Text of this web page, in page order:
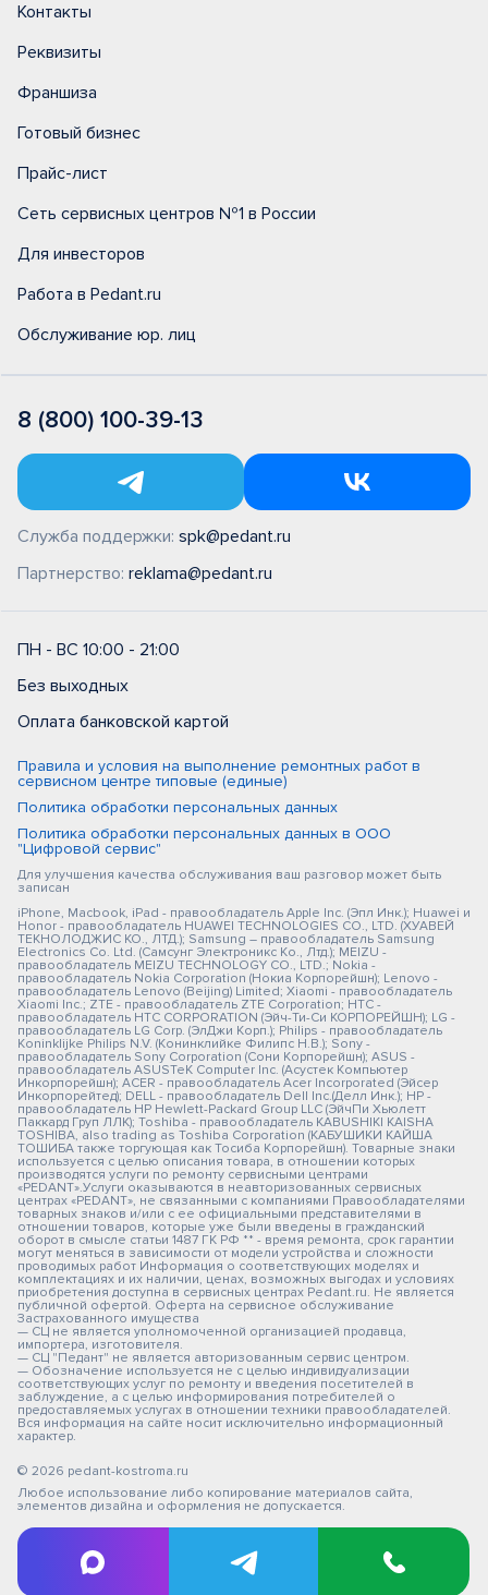
Контакты
Реквизиты
Франшиза
Готовый бизнес
Прайс-лист
Сеть сервисных центров №1 в России
Для инвесторов
Работа в Pedant.ru
Обслуживание юр. лиц
8 (800) 100-39-13
Служба поддержки: spk@pedant.ru
Партнерство: reklama@pedant.ru
ПН - ВС 10:00 - 21:00
Без выходных
Оплата банковской картой
Правила и условия на выполнение ремонтных работ в
сервисном центре типовые (единые)
Политика обработки персональных данных
Политика обработки персональных данных в ООО
"Цифровой сервис"
Для улучшения качества обслуживания ваш разговор может быть
записан
iPhone, Macbook, iPad - правообладатель Apple Inc. (Эпл Инк.); Huawei и
Honor - правообладатель HUAWEI TECHNOLOGIES CO., LTD. (ХУАВЕЙ
ТЕКНОЛОДЖИС КО., ЛТД.); Samsung – правообладатель Samsung
Electronics Co. Ltd. (Самсунг Электроникс Ко., Лтд.); MEIZU -
правообладатель MEIZU TECHNOLOGY CO., LTD.; Nokia -
правообладатель Nokia Corporation (Нокиа Корпорейшн); Lenovo -
правообладатель Lenovo (Beijing) Limited; Xiaomi - правообладатель
Xiaomi Inc.; ZTE - правообладатель ZTE Corporation; HTC -
правообладатель HTC CORPORATION (Эйч-Ти-Си КОРПОРЕЙШН); LG -
правообладатель LG Corp. (ЭлДжи Корп.); Philips - правообладатель
Koninklijke Philips N.V. (Конинклийке Филипс Н.В.); Sony -
правообладатель Sony Corporation (Сони Корпорейшн); ASUS -
правообладатель ASUSTeK Computer Inc. (Асустек Компьютер
Инкорпорейшн); ACER - правообладатель Acer Incorporated (Эйсер
Инкорпорейтед); DELL - правообладатель Dell Inc.(Делл Инк.); HP -
правообладатель HP Hewlett-Packard Group LLC (ЭйчПи Хьюлетт
Паккард Груп ЛЛК); Toshiba - правообладатель KABUSHIKI KAISHA
TOSHIBA, also trading as Toshiba Corporation (КАБУШИКИ КАЙША
ТОШИБА также торгующая как Тосиба Корпорейшн). Товарные знаки
используется с целью описания товара, в отношении которых
производятся услуги по ремонту сервисными центрами
«PEDANT».Услуги оказываются в неавторизованных сервисных
центрах «PEDANT», не связанными с компаниями Правообладателями
товарных знаков и/или с ее официальными представителями в
отношении товаров, которые уже были введены в гражданский
оборот в смысле статьи 1487 ГК РФ ** - время ремонта, срок гарантии
могут меняться в зависимости от модели устройства и сложности
проводимых работ Информация о соответствующих моделях и
комплектациях и их наличии, ценах, возможных выгодах и условиях
приобретения доступна в сервисных центрах Pedant.ru. Не является
публичной офертой. Оферта на сервисное обслуживание
Застрахованного имущества
— СЦ не является уполномоченной организацией продавца,
импортера, изготовителя.
— СЦ "Педант" не является авторизованным сервис центром.
— Обозначение используется не с целью индивидуализации
соответствующих услуг по ремонту и введения посетителей в
заблуждение, а с целью информирования потребителей о
предоставляемых услугах в отношении техники правообладателей.
Вся информация на сайте носит исключительно информационный
характер.
© 2026 pedant-kostroma.ru
Любое использование либо копирование материалов сайта,
элементов дизайна и оформления не допускается.